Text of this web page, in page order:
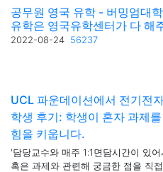
공무원 영국 유학 - 버밍엄대
유학은 영국유학센터가 다 해
2022-08-24 56237
UCL 파운데이션에서 전기전
학생 후기: 학생이 혼자 과제
힘을 키웁니다.
'담당교수와 매주 1:1면담시간이 있
혹은 과제와 관련해 궁금한 점을 직